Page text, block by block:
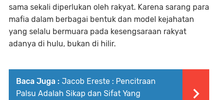
sama sekali diperlukan oleh rakyat. Karena sarang para
mafia dalam berbagai bentuk dan model kejahatan
yang selalu bermuara pada kesengsaraan rakyat
adanya di hulu, bukan di hilir.
Baca Juga : Jacob Ereste : Pencitraan
Palsu Adalah Sikap dan Sifat Yang